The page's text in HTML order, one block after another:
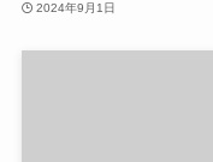
2024年9月1日